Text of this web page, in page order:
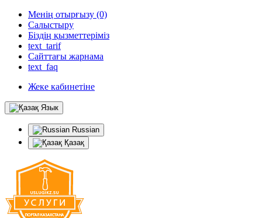
Менің отырғызу (0)
Салыстыру
Біздің қызметтеріміз
text_tarif
Сайттағы жарнама
text_faq
Жеке кабинетіне
Язык
Russian
Қазақ